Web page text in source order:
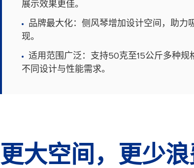
展示效果更佳。
品牌最大化：侧风琴增加设计空间，助力
现。
适用范围广泛：支持50克至15公斤多种规
不同设计与性能需求。
更大空间，更少